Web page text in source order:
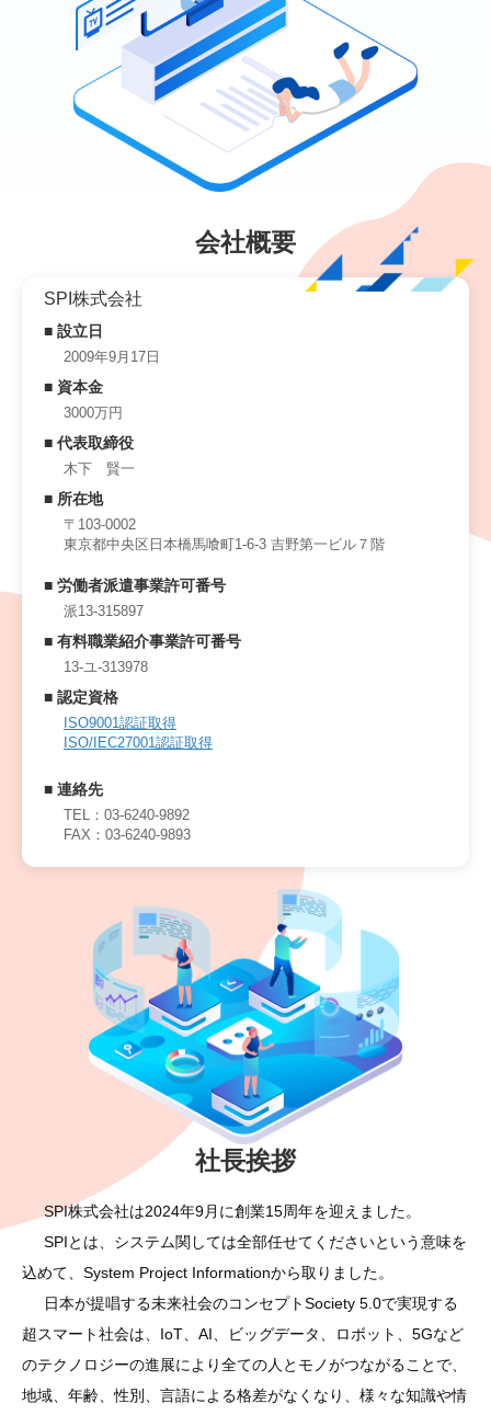
会社概要
SPI株式会社
■ 設立日
2009年9月17日
■ 資本金
3000万円
■ 代表取締役
木下 賢一
■ 所在地
〒103-0002
東京都中央区日本橋馬喰町1-6-3 吉野第一ビル７階
■ 労働者派遣事業許可番号
派13-315897
■ 有料職業紹介事業許可番号
13-ユ-313978
■ 認定資格
ISO9001認証取得
ISO/IEC27001認証取得
■ 連絡先
TEL：03-6240-9892
FAX：03-6240-9893
社長挨拶
SPI株式会社は2024年9月に創業15周年を迎えました。
SPIとは、システム関しては全部任せてくださいという意味を
込めて、System Project Informationから取りました。
日本が提唱する未来社会のコンセプトSociety 5.0で実現する
超スマート社会は、IoT、AI、ビッグデータ、ロボット、5Gなど
のテクノロジーの進展により全ての人とモノがつながることで、
地域、年齢、性別、言語による格差がなくなり、様々な知識や情